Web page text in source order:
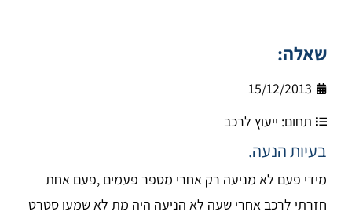
שאלה:
15/12/2013
תחום: ייעוץ לרכב
בעיות הנעה.
מידי פעם לא מניעה רק אחרי מספר פעמים ,פעם אחת
חזרתי לרכב אחרי שעה לא הניעה היה מת לא שמעו סטרט